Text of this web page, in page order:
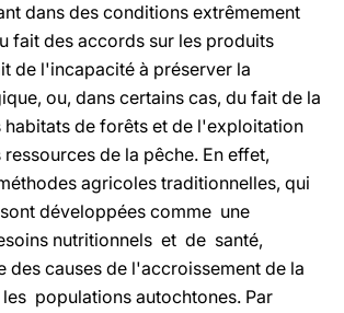
dans des conditions extrêmement
fait des accords sur les produits
de l'incapacité à préserver la
ou, dans certains cas, du fait de la
habitats de forêts et de l'exploitation
de la pêche. En effet,
agricoles traditionnelles, qui
développées comme une
nutritionnels et de santé,
des causes de l'accroissement de la
populations autochtones. Par